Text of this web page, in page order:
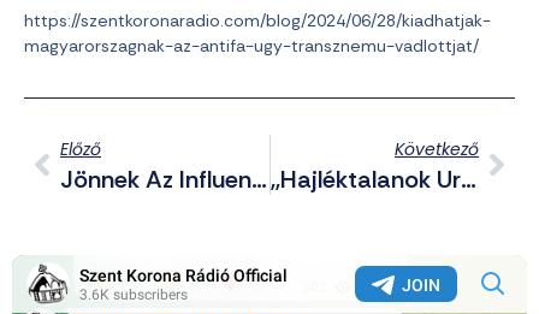
https://szentkoronaradio.com/blog/2024/06/28/kiadhatjak-
magyarorszagnak-az-antifa-ugy-transznemu-vadlottjat/
Előző
Jönnek Az Influenszer Politikusok?
Következő
,,Hajléktalanok Uralják A Környéket” – Emberi Ürülék És Szemét Mindenhol!